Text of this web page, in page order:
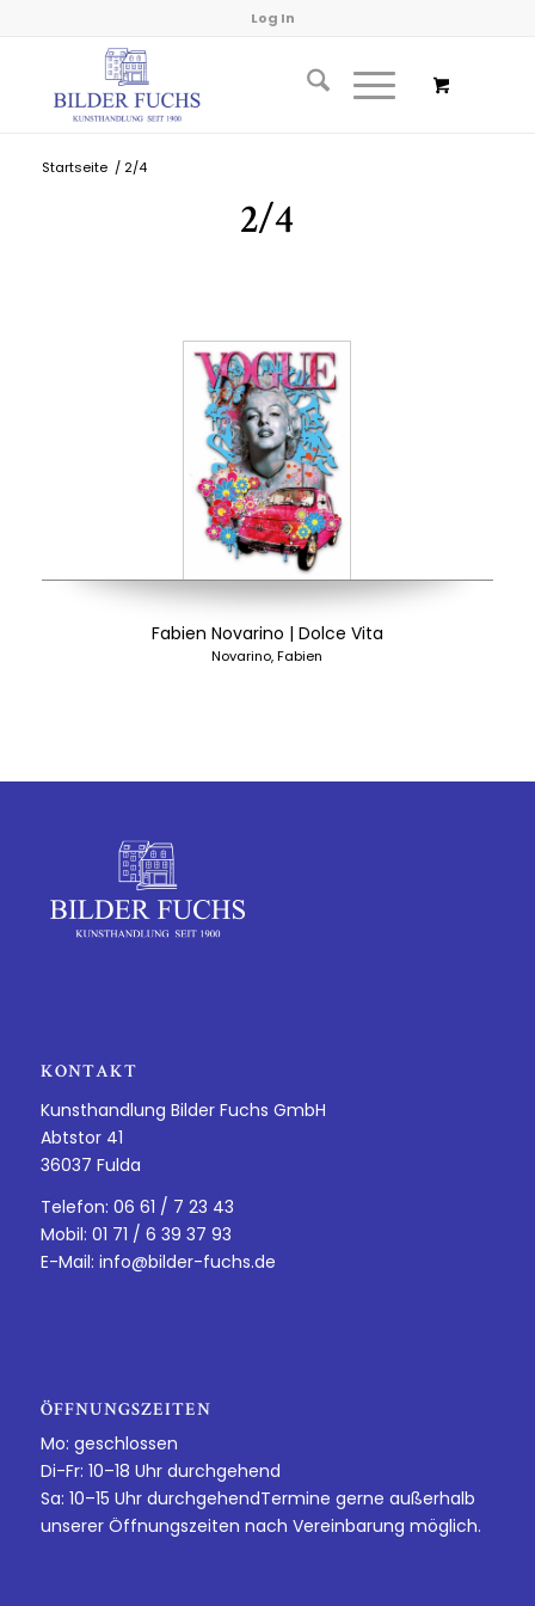
Log In
Startseite / 2/4
2/4
Fabien Novarino | Dolce Vita
Novarino, Fabien
KONTAKT
Kunsthandlung Bilder Fuchs GmbH
Abtstor 41
36037 Fulda
Telefon: 06 61 / 7 23 43
Mobil: 01 71 / 6 39 37 93
E-Mail: info@bilder-fuchs.de
ÖFFNUNGSZEITEN
Mo: geschlossen
Di-Fr: 10–18 Uhr durchgehend
Sa: 10–15 Uhr durchgehendTermine gerne außerhalb
unserer Öffnungszeiten nach Vereinbarung möglich.